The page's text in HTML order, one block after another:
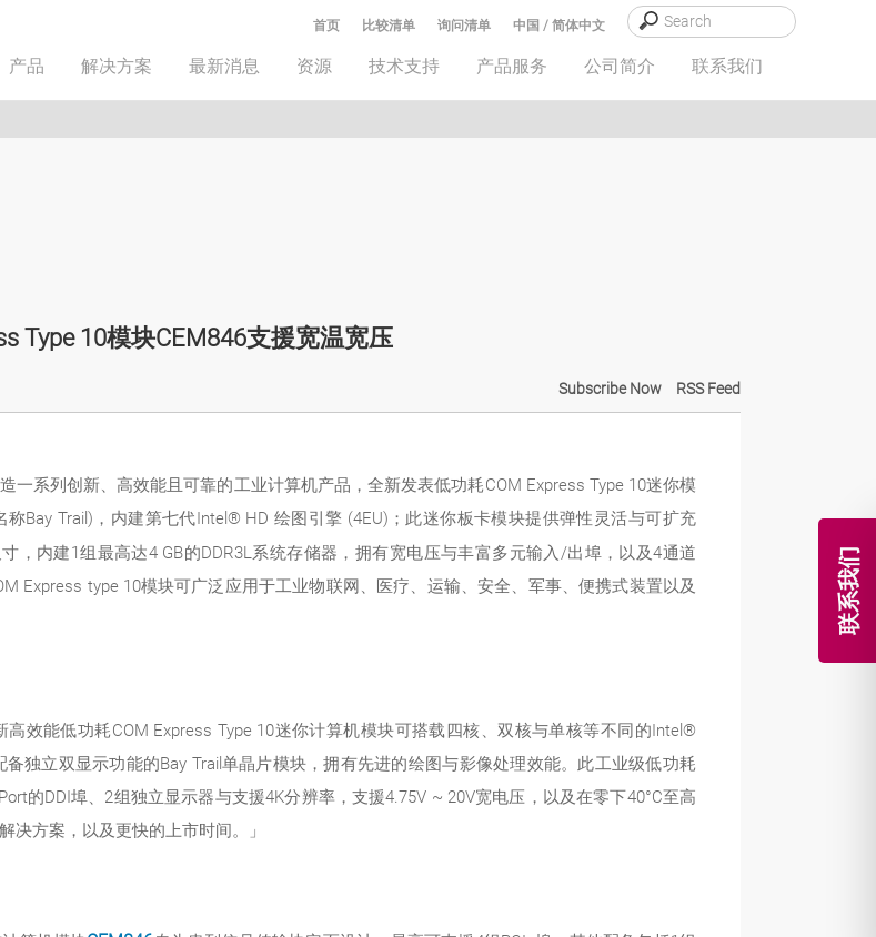
联系我们
中国 / 简体中文
询问清单
比较清单
首页
产品 解决方案 最新消息 资源 技术支持 产品服务 公司简介 联系我们
Type 10模块CEM846支援宽温宽压
Subscribe Now RSS Feed
一系列创新、高效能且可靠的工业计算机产品，全新发表低功耗COM Express Type 10迷你模
Bay Trail)，内建第七代Intel® HD 绘图引擎 (4EU)；此迷你板卡模块提供弹性灵活与可扩充
，内建1组最高达4 GB的DDR3L系统存储器，拥有宽电压与丰富多元输入/出埠，以及4通道
Express type 10模块可广泛应用于工业物联网、医疗、运输、安全、军事、便携式装置以及
效能低功耗COM Express Type 10迷你计算机模块可搭载四核、双核与单核等不同的Intel®
独立双显示功能的Bay Trail单晶片模块，拥有先进的绘图与影像处理效能。此工业级低功耗
的DDI埠、2组独立显示器与支援4K分辨率，支援4.75V ~ 20V宽电压，以及在零下40°C至高
决方案，以及更快的上市时间。」